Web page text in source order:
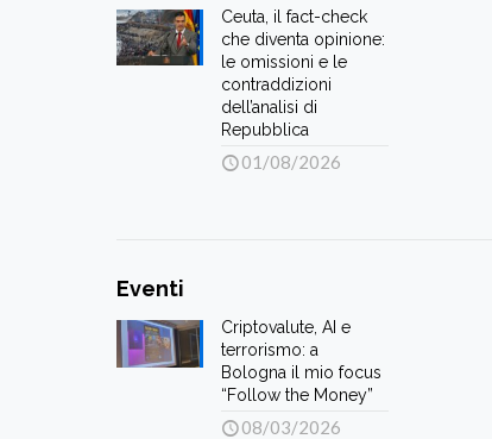
Ceuta, il fact-check
che diventa opinione:
le omissioni e le
contraddizioni
dell’analisi di
Repubblica
01/08/2026
Eventi
Criptovalute, AI e
terrorismo: a
Bologna il mio focus
“Follow the Money”
08/03/2026